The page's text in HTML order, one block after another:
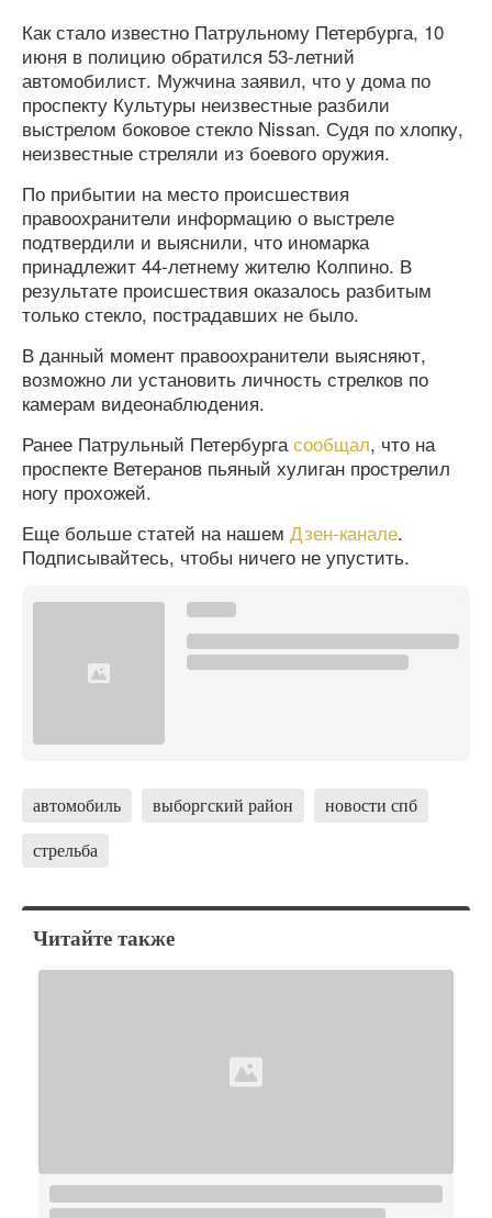
Как стало известно Патрульному Петербурга, 10
июня в полицию обратился 53-летний
автомобилист. Мужчина заявил, что у дома по
проспекту Культуры неизвестные разбили
выстрелом боковое стекло Nissan. Судя по хлопку,
неизвестные стреляли из боевого оружия.
По прибытии на место происшествия
правоохранители информацию о выстреле
подтвердили и выяснили, что иномарка
принадлежит 44-летнему жителю Колпино. В
результате происшествия оказалось разбитым
только стекло, пострадавших не было.
В данный момент правоохранители выясняют,
возможно ли установить личность стрелков по
камерам видеонаблюдения.
Ранее Патрульный Петербургасообщал, что на
проспекте Ветеранов пьяный хулиган прострелил
ногу прохожей.
Еще больше статей на нашем Дзен-канале.
Подписывайтесь, чтобы ничего не упустить.
автомобиль выборгский район
новости спб
стрельба
Читайте также